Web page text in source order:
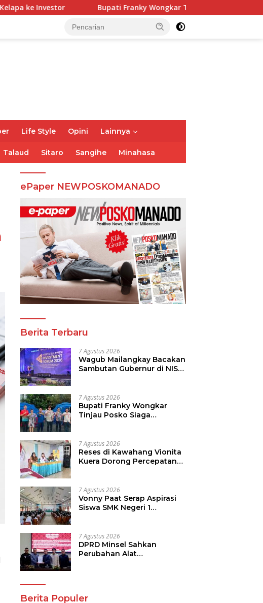
Bupati Franky Wongkar Tinjau Posko Siaga Karhutla, Pastikan
Life Style Opini Lainnya
Talaud Sitaro Sangihe Minahasa
ePaper NEWPOSKOMANADO
Berita Terbaru
7 Agustus 2026
Wagub Mailangkay Bacakan
Sambutan Gubernur di NISF
Hilirisasi Kelapa ke Investor
7 Agustus 2026
Bupati Franky Wongkar
Tinjau Posko Siaga
Musim Kemarau
7 Agustus 2026
Reses di Kawahang Vionita
Kuera Dorong Percepatan
7 Agustus 2026
Vonny Paat Serap Aspirasi
Siswa SMK Negeri 1
7 Agustus 2026
DPRD Minsel Sahkan
Perubahan Alat
Berita Populer